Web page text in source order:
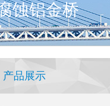
蚀铝金桥
产品展示